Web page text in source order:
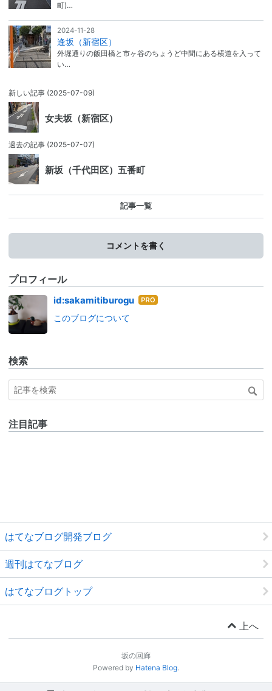
町)…
2024-11-28
逢坂（新宿区）
外堀通りの飯田橋と市ヶ谷のちょうど中間にある横道を入って
い…
新しい記事 (2025-07-09)
女夫坂（新宿区）
過去の記事 (2025-07-07)
新坂（千代田区）五番町
記事一覧
コメントを書く
プロフィール
id:sakamitiburogu はて
このブログについて
検索
注目記事
はてなブログ開発ブログ
週刊はてなブログ
はてなブログトップ
上へ
坂の回廊
Powered by Hatena Blog.